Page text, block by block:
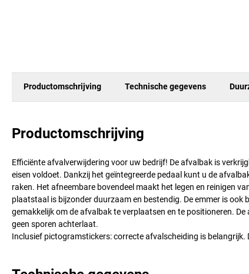
Productomschrijving Technische gegevens
Productomschrijving
Efficiënte afvalverwijdering voor uw bedrijf! De afvalbak is
eisen voldoet. Dankzij het geïntegreerde pedaal kunt u de
raken. Het afneembare bovendeel maakt het legen en reinigen
plaatstaal is bijzonder duurzaam en bestendig. De emmer is
gemakkelijk om de afvalbak te verplaatsen en te positioneren.
geen sporen achterlaat.
Inclusief pictogramstickers: correcte afvalscheiding is